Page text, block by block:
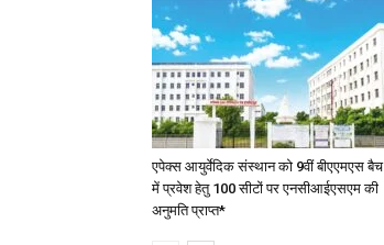
एपेक्स आयुर्वेदिक संस्थान को 9वीं बीएएमएस बैच
में प्रवेश हेतु 100 सीटों पर एनसीआईएसएम की
अनुमति प्राप्त*